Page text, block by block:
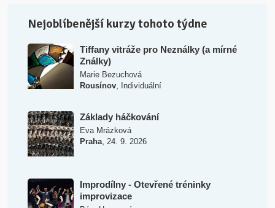
Nejoblíbenější kurzy tohoto týdne
Tiffany vitráže pro Neználky (a mírné
Ználky)
Marie Bezuchová
Rousínov, Individuální
Základy háčkování
Eva Mrázková
Praha, 24. 9. 2026
Improdílny - Otevřené tréninky
improvizace